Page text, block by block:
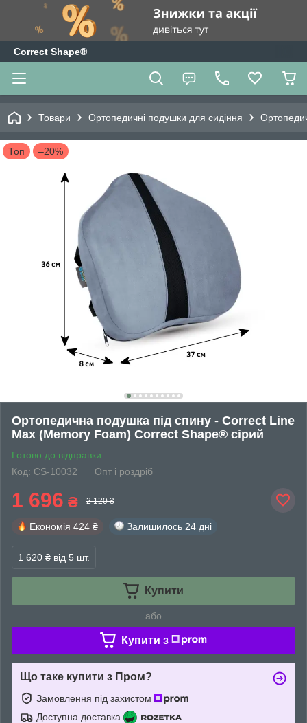
Correct Shape®
Товари Ортопедичні подушки для сидіння
Топ –20%
Ортопедична подушка під спину - Сorrect Line
Max (Memory Foam) Correct Shape® сірий
Готово до відправки
Код: CS-10032
Опт і роздріб
1 696 ₴ 2 120 ₴
Економія 424 ₴ Залишилось 24 дні
1 620 ₴ від 5 шт.
Купити
або
Купити з
Що таке купити з Пром?
Замовлення під захистом
Доступна доставка